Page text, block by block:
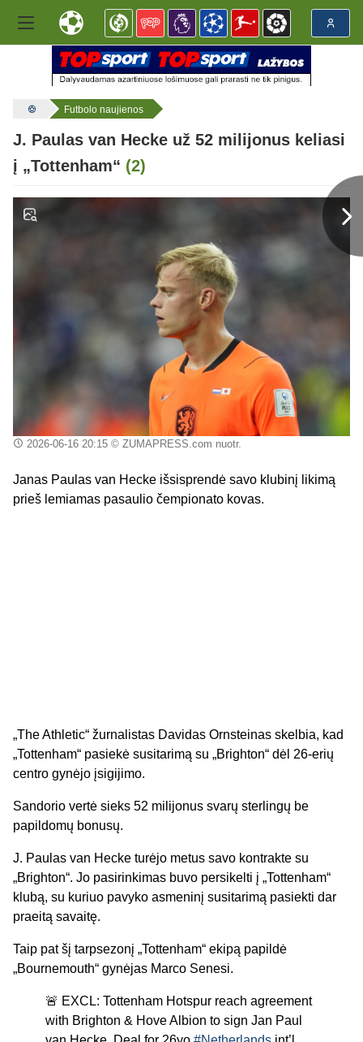
Futbolo naujienos
J. Paulas van Hecke už 52 milijonus keliasi
į „Tottenham“ (2)
2026-06-16 20:15© ZUMAPRESS.com nuotr.
Janas Paulas van Hecke išsisprendė savo klubinį likimą
prieš lemiamas pasaulio čempionato kovas.
„The Athletic“ žurnalistas Davidas Ornsteinas skelbia, kad
„Tottenham“ pasiekė susitarimą su „Brighton“ dėl 26-erių
centro gynėjo įsigijimo.
Sandorio vertė sieks 52 milijonus svarų sterlingų be
papildomų bonusų.
J. Paulas van Hecke turėjo metus savo kontrakte su
„Brighton“. Jo pasirinkimas buvo persikelti į „Tottenham“
klubą, su kuriuo pavyko asmeninį susitarimą pasiekti dar
praeitą savaitę.
Taip pat šį tarpsezonį „Tottenham“ ekipą papildė
„Bournemouth“ gynėjas Marco Senesi.
🚨 EXCL: Tottenham Hotspur reach agreement
with Brighton & Hove Albion to sign Jan Paul